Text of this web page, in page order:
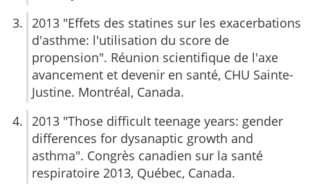
2013 "Effets des statines sur les exacerbations
d'asthme: l'utilisation du score de
propension". Réunion scientifique de l'axe
avancement et devenir en santé, CHU Sainte-
Justine. Montréal, Canada.
2013 "Those difficult teenage years: gender
differences for dysanaptic growth and
asthma". Congrès canadien sur la santé
respiratoire 2013, Québec, Canada.